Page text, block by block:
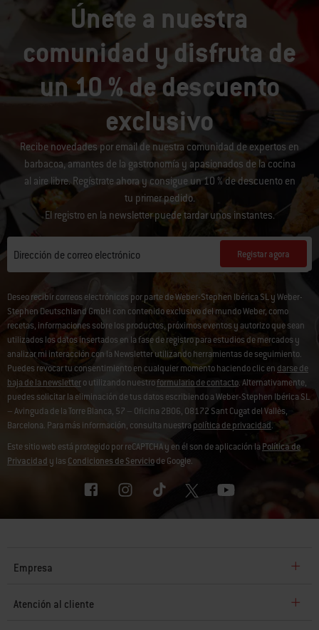
Únete a nuestra
comunidad y disfruta de
un 10 % de descuento
exclusivo
Recibe novedades por email de nuestra comunidad de expertos en
barbacoa, amantes de la gastronomía y apasionados de la cocina
al aire libre. Regístrate ahora y consigue un 10 % de descuento en
tu primer pedido.
El registro en la newsletter puede tardar unos instantes.
Dirección de correo electrónico Registar agora
Deseo recibir correos electrónicos por parte de Weber-Stephen Ibérica SL y Weber-
Stephen Deutschland GmbH con contenido exclusivo del mundo Weber, como
recetas, informaciones sobre los productos, próximos eventos y autorizo que sean
utilizados los datos insertados en la fase de registro para estudios de mercados y
analizar mi interacción con la Newsletter utilizando herramientas de seguimiento.
Puedes revocar tu consentimiento en cualquier momento haciendo clic en darse de
baja de la newslettero utilizando nuestroformulario de contacto. Alternativamente,
puedes solicitar la eliminación de tus datos escribiendo a Weber-Stephen Ibérica SL
– Avinguda de la Torre Blanca, 57 – Oficina 2B06, 08172 Sant Cugat del Vallès,
Barcelona. Para más información, consulta nuestra política de privacidad.
Este sitio web está protegido por reCAPTCHA y en él son de aplicación laPolítica de
Privacidad y las Condiciones de Serviciode Google.
Empresa
Atención al cliente